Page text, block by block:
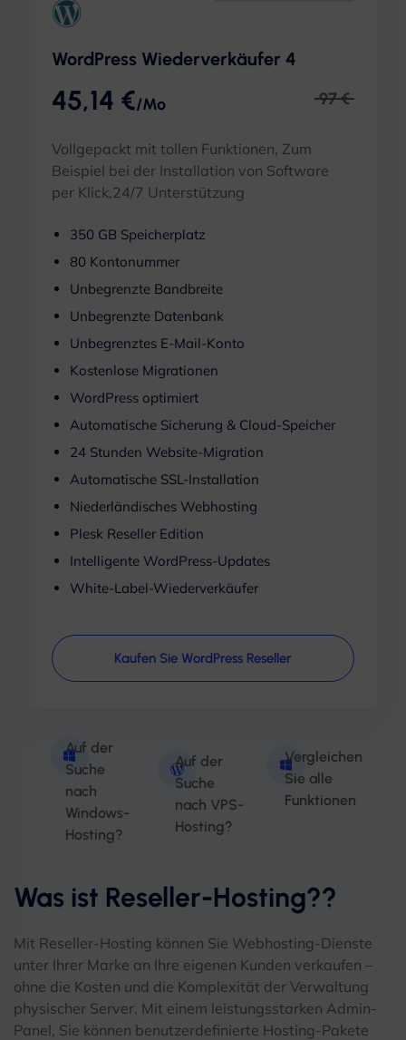
WordPress Wiederverkäufer 4
45,14 €/Mo 97 €
Vollgepackt mit tollen Funktionen, Zum
Beispiel bei der Installation von Software
per Klick,24/7 Unterstützung
350 GB Speicherplatz
80 Kontonummer
Unbegrenzte Bandbreite
Unbegrenzte Datenbank
Unbegrenztes E-Mail-Konto
Kostenlose Migrationen
WordPress optimiert
Automatische Sicherung & Cloud-Speicher
24 Stunden Website-Migration
Automatische SSL-Installation
Niederländisches Webhosting
Plesk Reseller Edition
Intelligente WordPress-Updates
White-Label-Wiederverkäufer
Kaufen Sie WordPress Reseller
Auf der
Suche
nach
Windows-
Hosting?
Auf der
Suche
nach VPS-
Hosting?
Vergleichen
Sie alle
Funktionen
Was ist Reseller-Hosting??
Mit Reseller-Hosting können Sie Webhosting-Dienste
unter Ihrer Marke an Ihre eigenen Kunden verkaufen –
ohne die Kosten und die Komplexität der Verwaltung
physischer Server. Mit einem leistungsstarken Admin-
Panel, Sie können benutzerdefinierte Hosting-Pakete